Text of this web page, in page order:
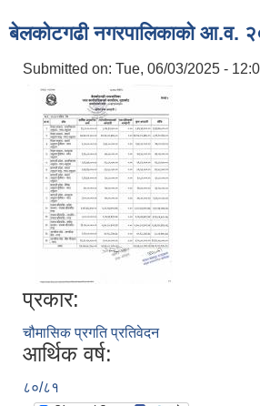
बेलकोटगढी नगरपालिकाको आ.व.
Submitted on: Tue, 06/03/2025 -
प्रकार:
चौमासिक प्रगति प्रतिवेदन
आर्थिक वर्ष:
८०/८१